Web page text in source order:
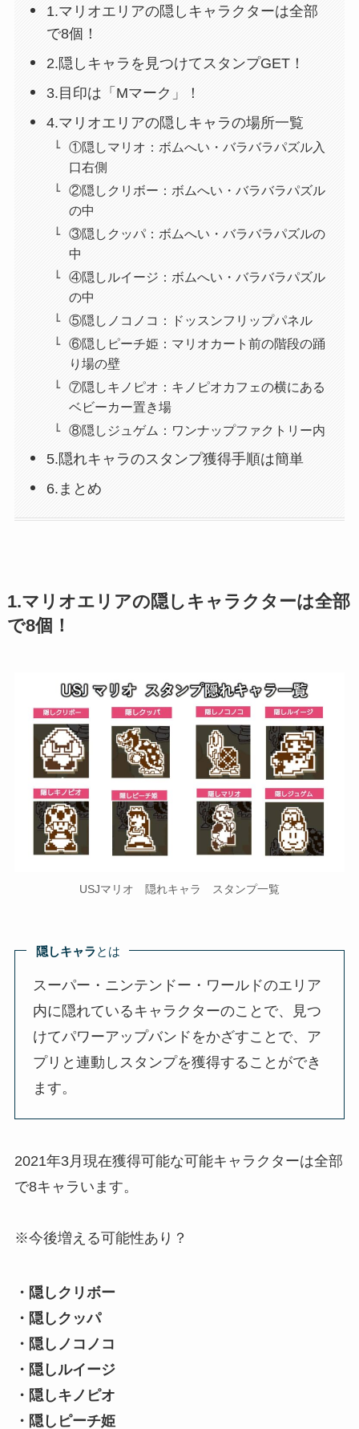
1.マリオエリアの隠しキャラクターは全部
で8個！
2.隠しキャラを見つけてスタンプGET！
3.目印は「Mマーク」！
4.マリオエリアの隠しキャラの場所一覧
①隠しマリオ：ボムへい・バラバラパズル入
口右側
②隠しクリボー：ボムへい・バラバラパズル
の中
③隠しクッパ：ボムへい・バラバラパズルの
中
④隠しルイージ：ボムへい・バラバラパズル
の中
⑤隠しノコノコ：ドッスンフリップパネル
⑥隠しピーチ姫：マリオカート前の階段の踊
り場の壁
⑦隠しキノピオ：キノピオカフェの横にある
ベビーカー置き場
⑧隠しジュゲム：ワンナップファクトリー内
5.隠れキャラのスタンプ獲得手順は簡単
6.まとめ
1.マリオエリアの隠しキャラクターは全部
で8個！
USJマリオ 隠れキャラ スタンプ一覧
隠しキャラとは
スーパー・ニンテンドー・ワールドのエリア
内に隠れているキャラクターのことで、見つ
けてパワーアップバンドをかざすことで、ア
プリと連動しスタンプを獲得することができ
ます。
2021年3月現在獲得可能な可能キャラクターは全部
で8キャラいます。
※今後増える可能性あり？
・隠しクリボー
・隠しクッパ
・隠しノコノコ
・隠しルイージ
・隠しキノピオ
・隠しピーチ姫